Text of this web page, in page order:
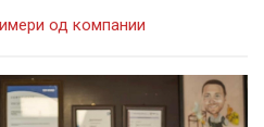
од компании